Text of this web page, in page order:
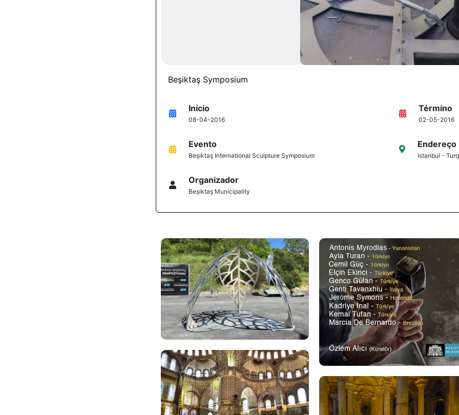
Beşiktaş Symposium
Início
08-04-2016
Término
02-05-2016
Evento
Beşiktaş International Sculpture Symposium
Endereço
Istanbul -
Organizador
Beşiktaş Municipality